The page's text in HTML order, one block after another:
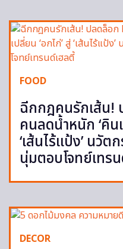
FOOD
ฉีกกฎคนรักเส้น!
คนลดน้ำหนัก ‘คิน
‘เส้นไร้แป้ง’ นวั
นุ่มตอบโจทย์เทร
DECOR